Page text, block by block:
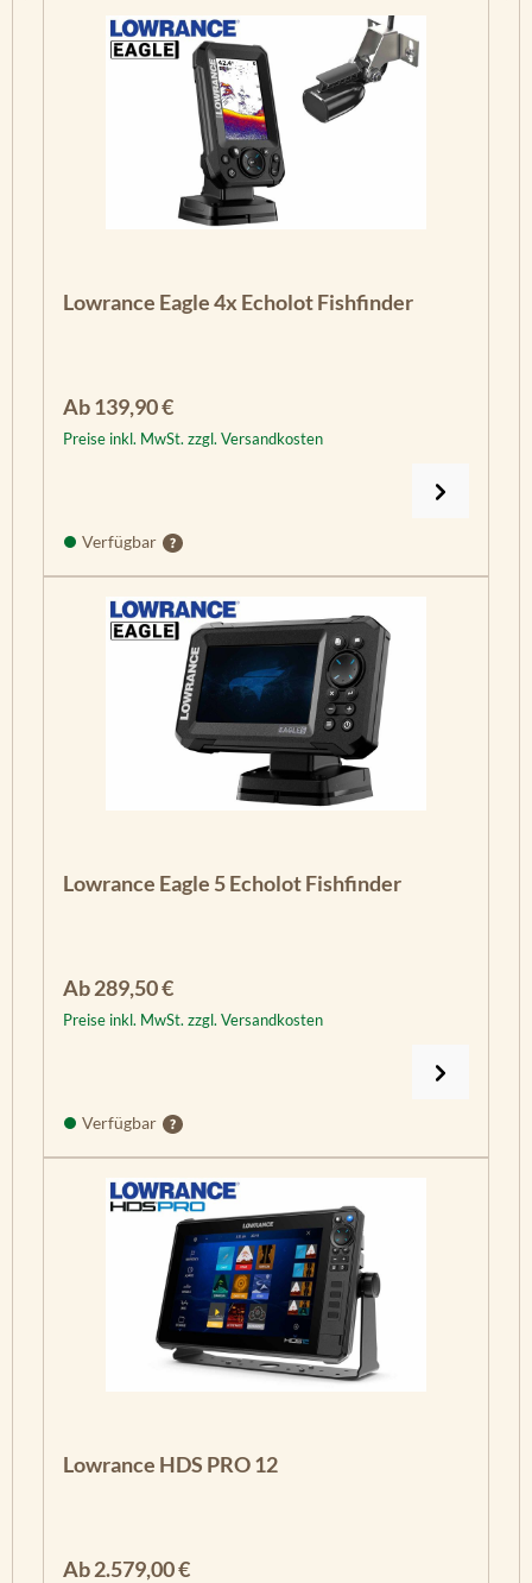
Lowrance Eagle 4x Echolot Fishfinder
Regulärer Preis:
Ab139,90 €
Preise inkl. MwSt. zzgl. Versandkosten
Verfügbar
Lowrance Eagle 5 Echolot Fishfinder
Regulärer Preis:
Ab289,50 €
Preise inkl. MwSt. zzgl. Versandkosten
Verfügbar
Lowrance HDS PRO 12
Regulärer Preis:
Ab2.579,00 €